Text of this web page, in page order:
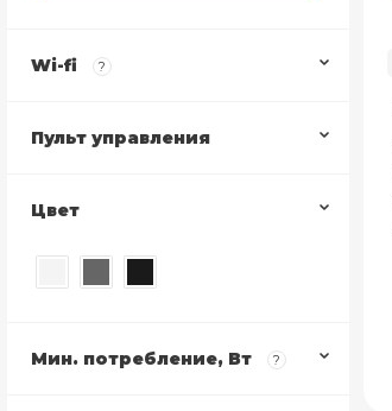
Wi-fi ?
Пульт управления
Цвет
Мин. потребление, Вт ?